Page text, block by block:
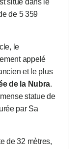
situé dans le
de 5 359
le
appelé
et le plus
de la Nubra.
statue de
par Sa
de 32 mètres,